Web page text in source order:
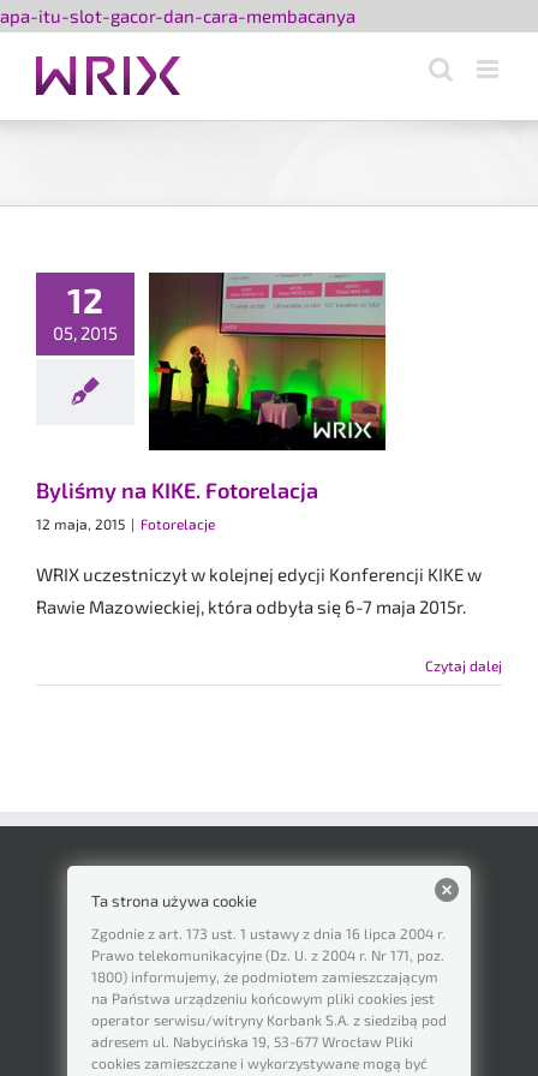
apa-itu-slot-gacor-dan-cara-membacanyaPrzejdź
zawartości
12
05, 2015
na KIKE.
Byliśmy na KIKE. Fotorelacja
12 maja, 2015 | Fotorelacje
WRIX uczestniczył w kolejnej edycji Konferencji KIKE w
Rawie Mazowieckiej, która odbyła się 6-7 maja 2015r.
Czytaj dalej
Ta strona używa cookie
Zgodnie z art. 173 ust. 1 ustawy z dnia 16 lipca 2004 r.
Prawo telekomunikacyjne (Dz. U. z 2004 r. Nr 171, poz.
1800) informujemy, że podmiotem zamieszczającym
na Państwa urządzeniu końcowym pliki cookies jest
operator serwisu/witryny Korbank S.A. z siedzibą pod
adresem ul. Nabycińska 19, 53-677 Wrocław Pliki
cookies zamieszczane i wykorzystywane mogą być